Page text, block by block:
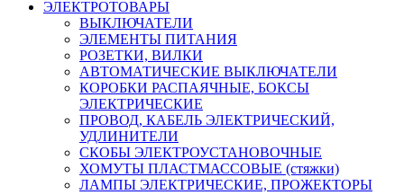
ЭЛЕКТРОТОВАРЫ
ВЫКЛЮЧАТЕЛИ
ЭЛЕМЕНТЫ ПИТАНИЯ
РОЗЕТКИ, ВИЛКИ
АВТОМАТИЧЕСКИЕ ВЫКЛЮЧАТЕЛИ
КОРОБКИ РАСПАЯЧНЫЕ, БОКСЫ
ЭЛЕКТРИЧЕСКИЕ
ПРОВОД, КАБЕЛЬ ЭЛЕКТРИЧЕСКИЙ,
УДЛИНИТЕЛИ
СКОБЫ ЭЛЕКТРОУСТАНОВОЧНЫЕ
ХОМУТЫ ПЛАСТМАССОВЫЕ (стяжки)
ЛАМПЫ ЭЛЕКТРИЧЕСКИЕ, ПРОЖЕКТОРЫ